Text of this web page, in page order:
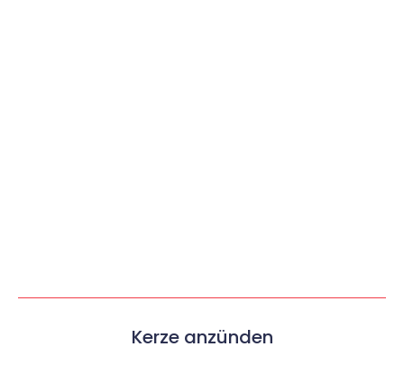
Kerze anzünden